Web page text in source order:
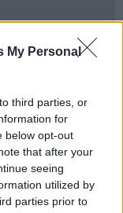
My Personal
third parties, or
for
below opt-out
that after your
seeing
utilized by
parties prior to
da PA
comunicazione
conoscere le
nuovi stimoli per
di Arezzo,